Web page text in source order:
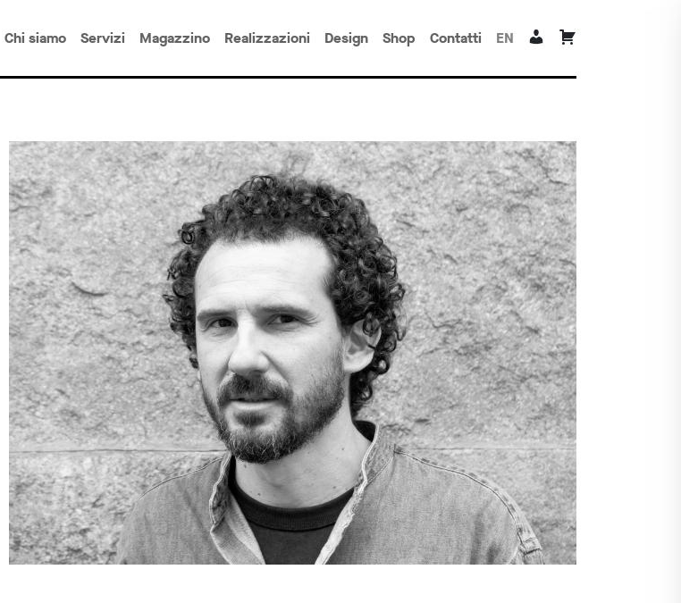
Chi siamo Servizi Magazzino Realizzazioni Design Shop Contatti EN